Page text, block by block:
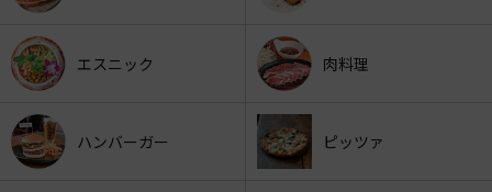
エスニック 肉料理
ハンバーガー ピッツァ